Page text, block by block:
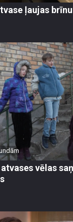
ļaujas
vēlas